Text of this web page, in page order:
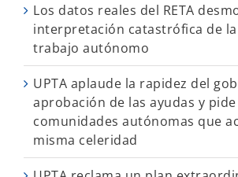
Los datos reales del RETA
interpretación catastrófica de la
trabajo autónomo
UPTA aplaude la rapidez del
aprobación de las ayudas y pide
comunidades autónomas que
misma celeridad